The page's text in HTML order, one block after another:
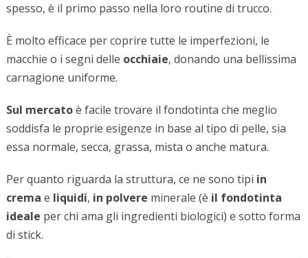
spesso, è il primo passo nella loro routine di trucco.
È molto efficace per coprire tutte le imperfezioni, le
macchie o i segni delle occhiaie, donando una bellissima
carnagione uniforme.
Sul mercatoè facile trovare il fondotinta che meglio
soddisfa le proprie esigenze in base al tipo di pelle, sia
essa normale, secca, grassa, mista o anche matura.
Per quanto riguarda la struttura, ce ne sono tipi in
crema e liquidi, in polvere minerale (è il fondotinta
ideale per chi ama gli ingredienti biologici) e sotto forma
di stick.